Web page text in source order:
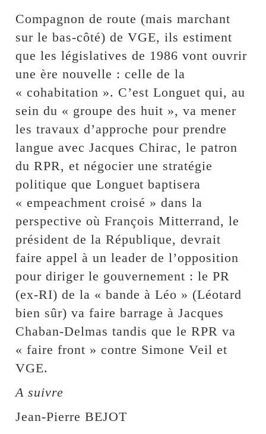
Compagnon de route (mais marchant
sur le bas-côté) de VGE, ils estiment
que les législatives de 1986 vont ouvrir
une ère nouvelle : celle de la
« cohabitation ». C’est Longuet qui, au
sein du « groupe des huit », va mener
les travaux d’approche pour prendre
langue avec Jacques Chirac, le patron
du RPR, et négocier une stratégie
politique que Longuet baptisera
« empeachment croisé » dans la
perspective où François Mitterrand, le
président de la République, devrait
faire appel à un leader de l’opposition
pour diriger le gouvernement : le PR
(ex-RI) de la « bande à Léo » (Léotard
bien sûr) va faire barrage à Jacques
Chaban-Delmas tandis que le RPR va
« faire front » contre Simone Veil et
VGE.
A suivre
Jean-Pierre BEJOT